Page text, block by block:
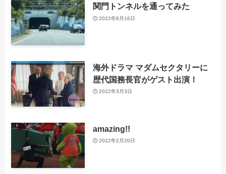
関門トンネルを通ってみた
2022年8月16日
海外ドラマ マダムセクタリーに
歴代国務長官がゲスト出演！
2022年3月3日
amazing!!
2022年2月20日